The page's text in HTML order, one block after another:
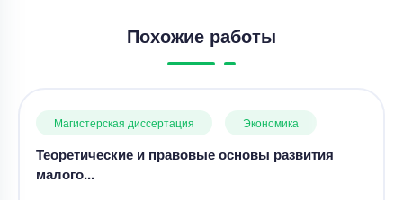
Похожие работы
Магистерская диссертация Экономика
Теоретические и правовые основы развития
малого...